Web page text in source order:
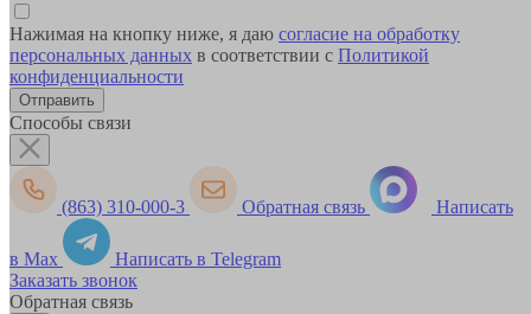
Нажимая на кнопку ниже, я даю согласие на обработку
персональных данных в соответствии с Политикой
конфиденциальности
Способы связи
(863) 310-000-3 Обратная связь Написать
в Max
Написать в Telegram
Заказать звонок
Обратная связь